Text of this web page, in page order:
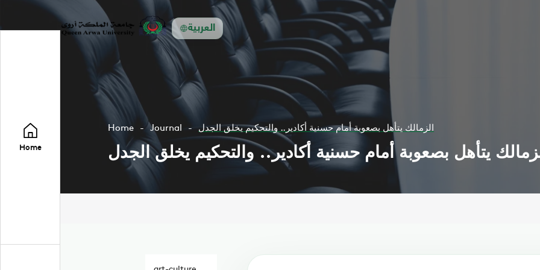
العربية
Home
Home Journal الزمالك يتأهل بصعوبة أمام حسنية أكادير.. والتحكيم يخلق الجدل
يتأهل بصعوبة أمام حسنية أكادير.. والتحكيم يخلق الجدل